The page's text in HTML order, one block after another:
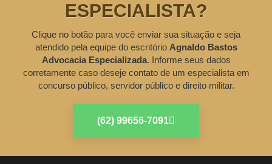
ESPECIALISTA?
Clique no botão para você enviar sua situação e seja
atendido pela equipe do escritório Agnaldo Bastos
Advocacia Especializada. Informe seus dados
corretamente caso deseje contato de um especialista em
concurso público, servidor público e direito militar.
(62) 99656-7091